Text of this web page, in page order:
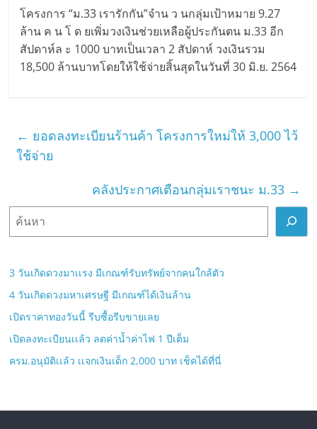
โครงการ “ม.33 เรารักกัน”​จำ​น ​ว ​นกลุ่มเป้าหมาย 9.27
ล้าน ค ​น โ ​ด ยเพิ่ม​วงเงิ​นช่ว​ยเห​ลือผู้ประกัน​ตน ม.33 อี​ก
สัปดา​ห์ล ะ 1000 บาทเป็นเวลา 2 สัปดาห์ วงเงิน​รวม
18,500 ล้า​นบาทโดยให้ใช้จ่ายสิ้​นสุ​ดในวั​นที่ 30 มิ.​ย. 2564
← ยอดลงทะเบียนร้านค้า โครงการใหม่ให้ 3,000 ไว้
ใช้จ่าย
คลังประกาศเตือนกลุ่มเราชนะ ม.33 →
3 วันเกิดดวงมาเเรง มีเกณฑ์รับทรัพย์จากคนใกล้ตัว
4 วันเกิดดวงมหาเศรษฐี มีเกณฑ์ได้เงินล้าน
เปิดราคาทองวันนี้ รีบซื้อรีบขายเลย
เปิดลงทะเบียนเเล้ว ลดค่าน้ำค่าไฟ 1 ปีเต็ม
ครม.อนุมัติเเล้ว เเจกเงินเด็ก 2,000 บาท เช็คได้ที่นี่